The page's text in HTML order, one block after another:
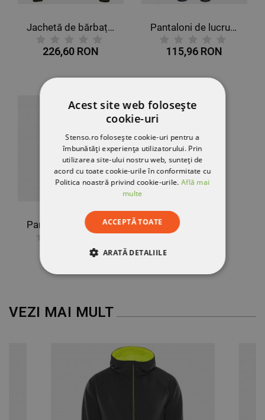
Jachetă de bărbați SONIC 2.0 VERDE ÎNCHIS
226,60 RON
Pantaloni de lucru PRIMO STRETCH, denim
115,96 RON
Pantaloni de lucru PRIMO STRETCH, gri
115,96 RON
VEZI MAI MULT
Acest site web folosește
cookie-uri
Stenso.ro folosește cookie-uri pentru a
îmbunătăți experiența utilizatorului. Prin
utilizarea site-ului nostru web, sunteți de
acord cu toate cookie-urile în conformitate cu
Politica noastră privind cookie-urile.Află mai
multe
ACCEPTĂ TOATE
ARATĂ DETALIILE
STRICT NECESARE
DE PERFORMANȚĂ
DE FUNCŢIONALITATE
NECLASIFICATE